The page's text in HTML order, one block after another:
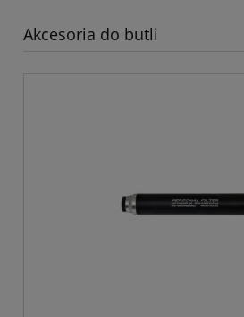
Akcesoria do butli